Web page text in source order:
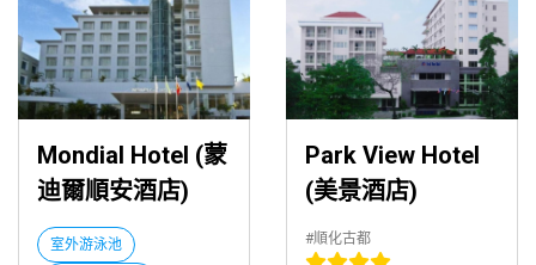
Mondial Hotel (蒙
迪爾順安酒店)
室外游泳池
Park View Hotel
(美景酒店)
#順化古都